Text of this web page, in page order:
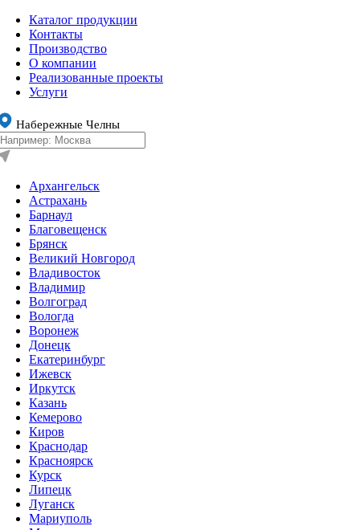
Каталог продукции
Контакты
Производство
О компании
Реализованные проекты
Услуги
Набережные Челны
Архангельск
Астрахань
Барнаул
Благовещенск
Брянск
Великий Новгород
Владивосток
Владимир
Волгоград
Вологда
Воронеж
Донецк
Екатеринбург
Ижевск
Иркутск
Казань
Кемерово
Киров
Краснодар
Красноярск
Курск
Липецк
Луганск
Мариуполь